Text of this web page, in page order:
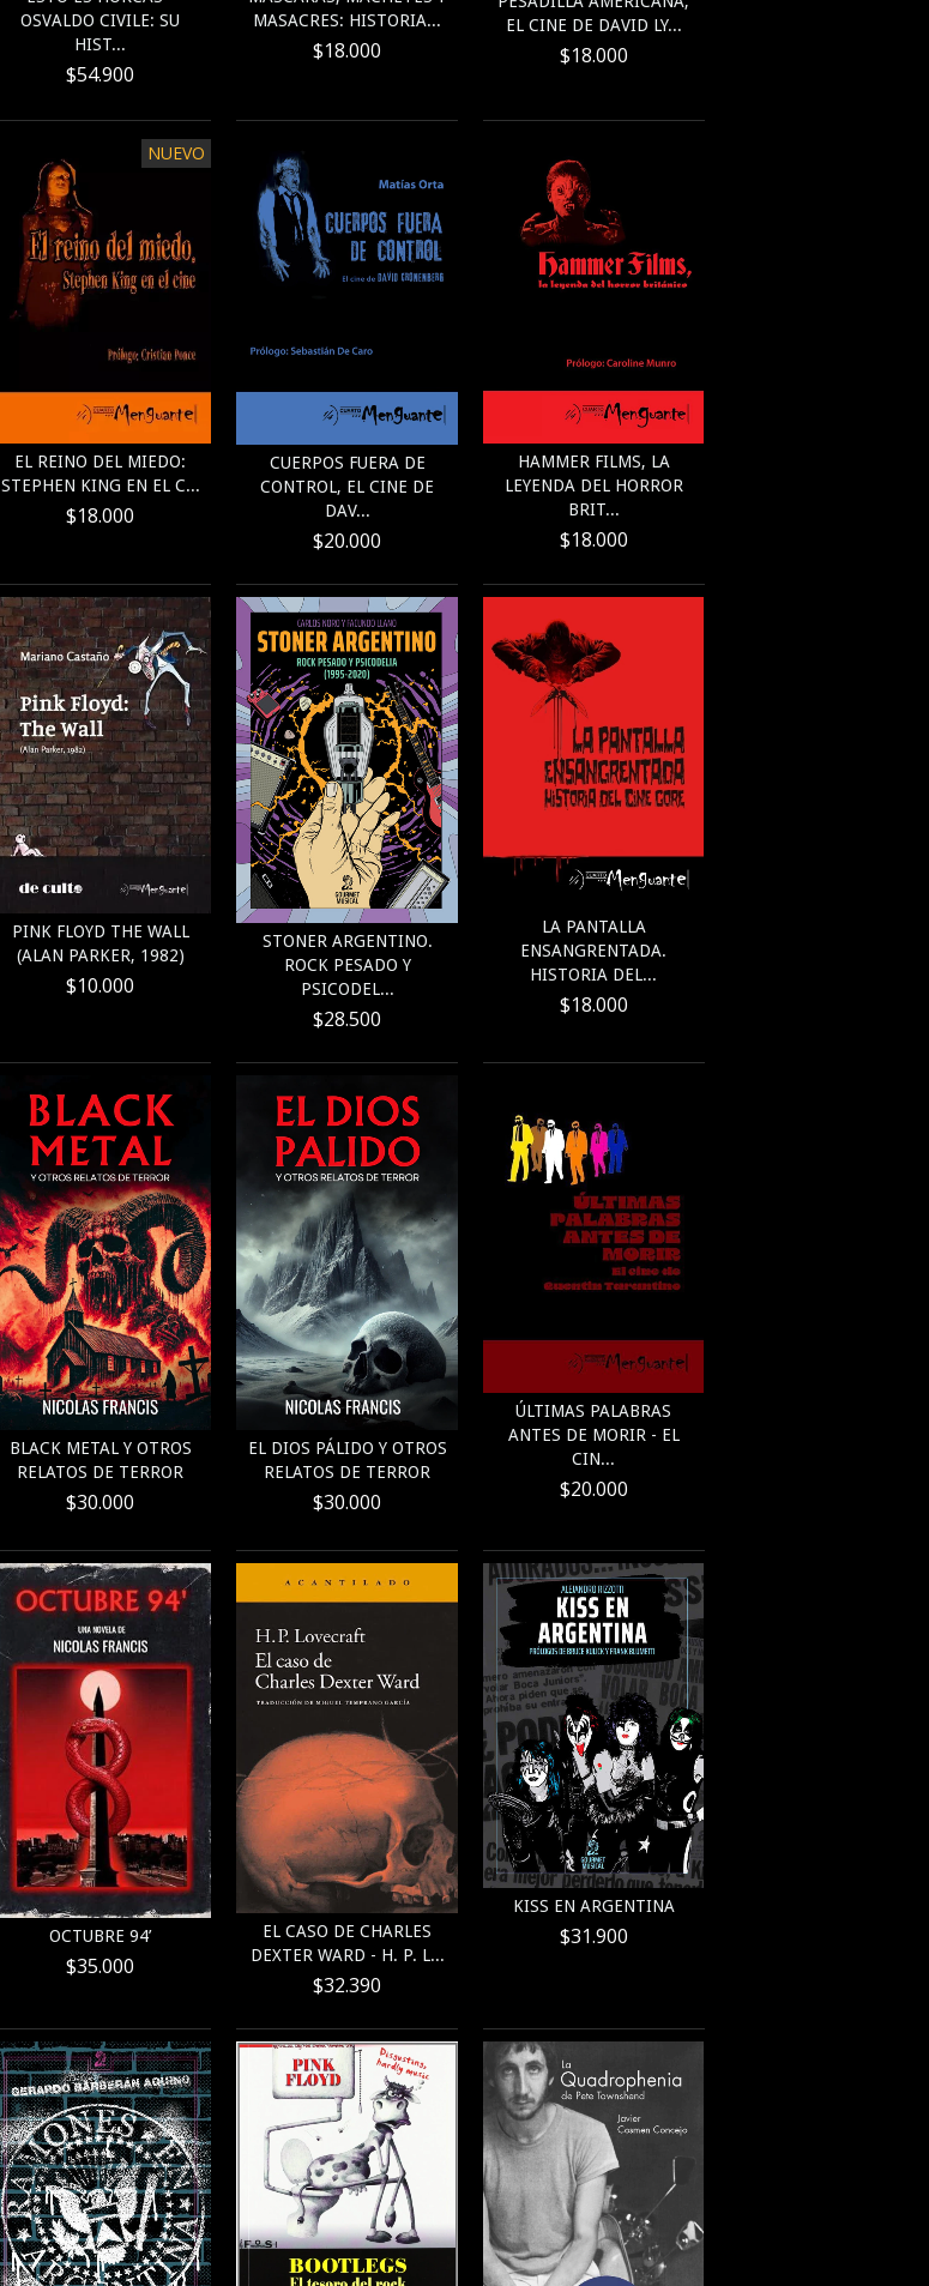
OSVALDO CIVILE: SU
HIST...
$54.900
MASACRES: HISTORIA...
$18.000
EL CINE DE DAVID LY...
$18.000
NUEVO
EL REINO DEL MIEDO:
STEPHEN KING EN EL C...
$18.000
CUERPOS FUERA DE
CONTROL, EL CINE DE
DAV...
$20.000
HAMMER FILMS, LA
LEYENDA DEL HORROR
BRIT...
$18.000
PINK FLOYD THE WALL
(ALAN PARKER, 1982)
$10.000
STONER ARGENTINO.
ROCK PESADO Y
PSICODEL...
$28.500
LA PANTALLA
ENSANGRENTADA.
HISTORIA DEL...
$18.000
BLACK METAL Y OTROS
RELATOS DE TERROR
$30.000
EL DIOS PÁLIDO Y OTROS
RELATOS DE TERROR
$30.000
ÚLTIMAS PALABRAS
ANTES DE MORIR - EL
CIN...
$20.000
OCTUBRE 94’
$35.000
EL CASO DE CHARLES
DEXTER WARD - H. P. L...
$32.390
KISS EN ARGENTINA
$31.900